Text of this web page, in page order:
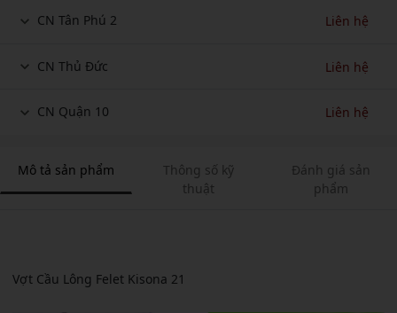
CN Tân Phú 2 Liên hệ
CN Thủ Đức Liên hệ
CN Quận 10 Liên hệ
Mô tả sản phẩm
Thông số kỹ
thuật
Đánh giá sản
phẩm
Vợt Cầu Lông Felet Kisona 21